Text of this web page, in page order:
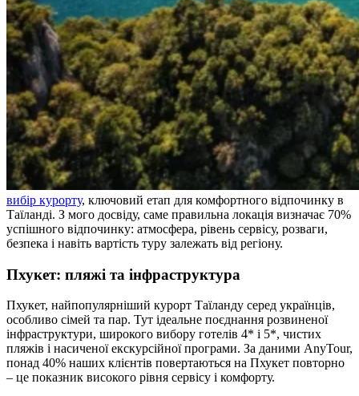
вибір курорту, ключовий етап для комфортного відпочинку в
Таїланді. З мого досвіду, саме правильна локація визначає 70%
успішного відпочинку: атмосфера, рівень сервісу, розваги,
безпека і навіть вартість туру залежать від регіону.
Пхукет: пляжі та інфраструктура
Пхукет, найпопулярніший курорт Таїланду серед українців,
особливо сімей та пар. Тут ідеальне поєднання розвиненої
інфраструктури, широкого вибору готелів 4* і 5*, чистих
пляжів і насиченої екскурсійної програми. За даними AnyTour,
понад 40% наших клієнтів повертаються на Пхукет повторно
– це показник високого рівня сервісу і комфорту.